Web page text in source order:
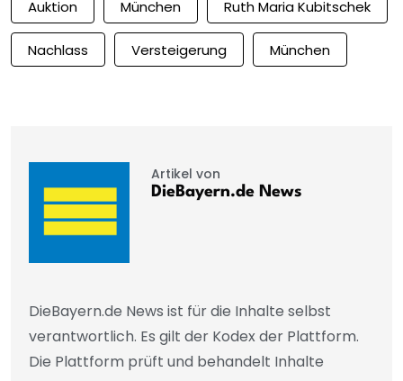
Auktion München Ruth Maria Kubitschek
Nachlass Versteigerung München
Artikel von
DieBayern.de News
DieBayern.de News ist für die Inhalte selbst
verantwortlich. Es gilt der Kodex der Plattform.
Die Plattform prüft und behandelt Inhalte